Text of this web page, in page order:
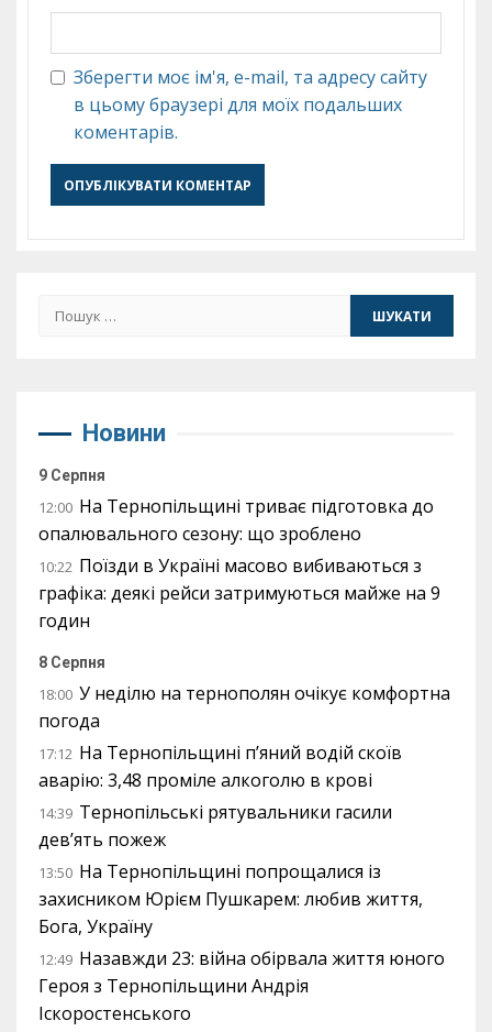
Зберегти моє ім'я, e-mail, та адресу сайту
в цьому браузері для моїх подальших
коментарів.
Пошук:
Новини
9 Серпня
12:00 На Тернопільщині триває підготовка до
опалювального сезону: що зроблено
10:22 Поїзди в Україні масово вибиваються з
графіка: деякі рейси затримуються майже на 9
годин
8 Серпня
18:00 У неділю на тернополян очікує комфортна
погода
17:12 На Тернопільщині п’яний водій скоїв
аварію: 3,48 проміле алкоголю в крові
14:39 Тернопільські рятувальники гасили
дев’ять пожеж
13:50 На Тернопільщині попрощалися із
захисником Юрієм Пушкарем: любив життя,
Бога, Україну
12:49 Назавжди 23: війна обірвала життя юного
Героя з Тернопільщини Андрія
Іскоростенського